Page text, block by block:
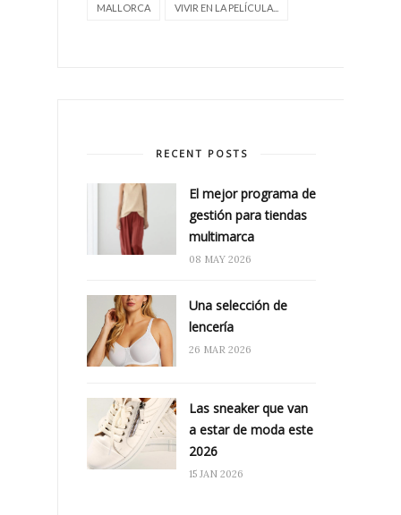
MALLORCA VIVIR EN LA PELÍCULA...
RECENT POSTS
El mejor programa de
gestión para tiendas
multimarca
08 MAY 2026
Una selección de
lencería
26 MAR 2026
Las sneaker que van
a estar de moda este
2026
15 JAN 2026